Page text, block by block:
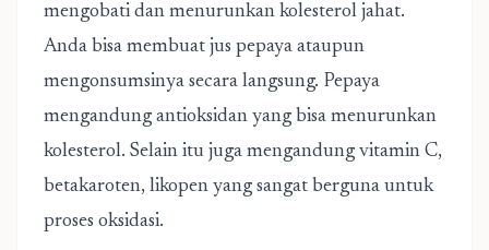
mengobati dan menurunkan kolesterol jahat.
Anda bisa membuat jus pepaya ataupun
mengonsumsinya secara langsung. Pepaya
mengandung antioksidan yang bisa menurunkan
kolesterol. Selain itu juga mengandung vitamin C,
betakaroten, likopen yang sangat berguna untuk
proses oksidasi.